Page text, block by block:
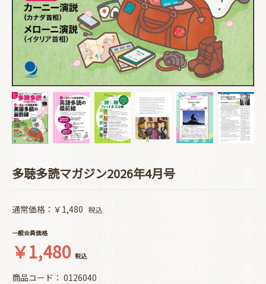
多聴多読マガジン2026年4月号
通常価格：￥1,480 税込
一般会員価格
￥1,480 税込
商品コード： 0126040